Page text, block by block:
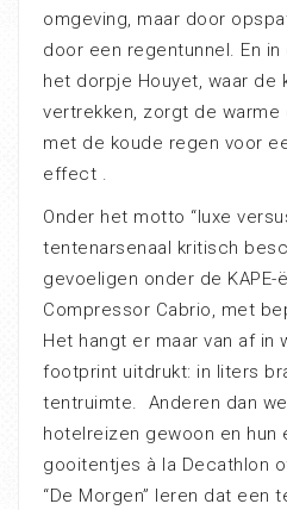
omgeving, maar door
door een regentunnel. En
het dorpje Houyet, waar de
vertrekken, zorgt de
met de koude regen voor
effect .
Onder het motto “luxe
tentenarsenaal kritisch
gevoeligen onder de
Compressor Cabrio, met
Het hangt er maar van af in
footprint uitdrukt: in liters
tentruimte. Anderen dan
hotelreizen gewoon en hun
gooitentjes à la Decathlon
“De Morgen” leren dat een